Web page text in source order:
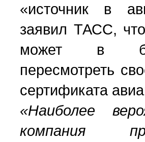
«источник в
заявил ТАСС,
может в
пересмотреть
сертификата
«Наиболее
компания